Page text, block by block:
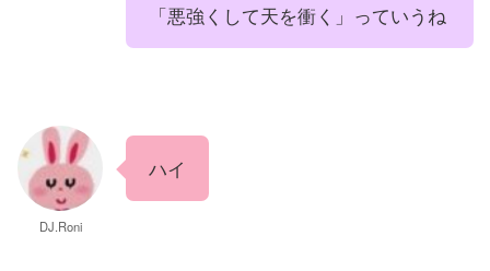
「悪強くして天を衝く」っていうね
DJ.Roni
ハイ